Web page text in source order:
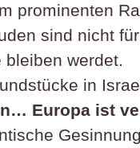
prominenten
sind nicht
werdet.
in
Europa ist